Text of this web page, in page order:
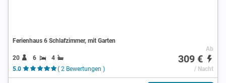
Ferienhaus 6 Schlafzimmer, mit Garten
20 6
4
5.0
( 2 Bewertungen )
Ab
309 €
/ Nacht